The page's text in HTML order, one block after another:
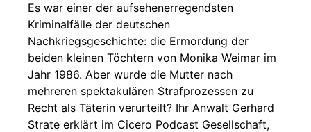
Es war einer der aufsehenerregendsten
Kriminalfälle der deutschen
Nachkriegsgeschichte: die Ermordung der
beiden kleinen Töchtern von Monika Weimar im
Jahr 1986. Aber wurde die Mutter nach
mehreren spektakulären Strafprozessen zu
Recht als Täterin verurteilt? Ihr Anwalt Gerhard
Strate erklärt im Cicero Podcast Gesellschaft,